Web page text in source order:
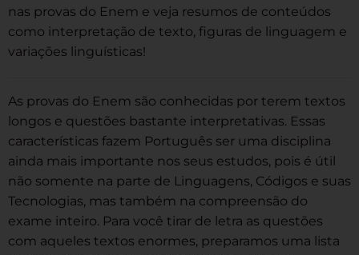
nas provas do Enem e veja resumos de conteúdos
como interpretação de texto, figuras de linguagem e
variações linguísticas!
As provas do Enem são conhecidas por terem textos
longos e questões bastante interpretativas. Essas
características fazem Português ser uma disciplina
ainda mais importante nos seus estudos, pois é útil
não somente na parte de Linguagens, Códigos e suas
Tecnologias, mas também na compreensão do
exame inteiro. Para você tirar de letra as questões
com aqueles textos enormes, preparamos uma lista